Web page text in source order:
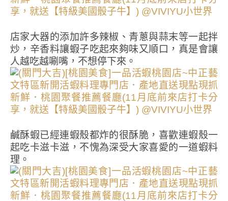
店家大器的添加許多辣椒、青蔥與蒜末等一起拌
炒，辛香料讓蝦子吃起來夠味又順口，真是會讓
人越吃越唰嘴，不想停下來。
鹹酥蝦已經連蝦殼都炸的很酥脆，喜歡連蝦殼一
起吃卡滋卡滋，不愧為深受大家喜愛的一道蝦料
理。